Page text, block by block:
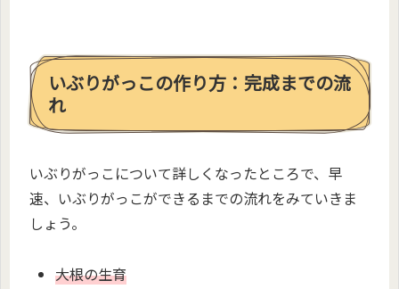
いぶりがっこの作り方：完成までの流
れ
いぶりがっこについて詳しくなったところで、早
速、いぶりがっこができるまでの流れをみていきま
しょう。
大根の生育